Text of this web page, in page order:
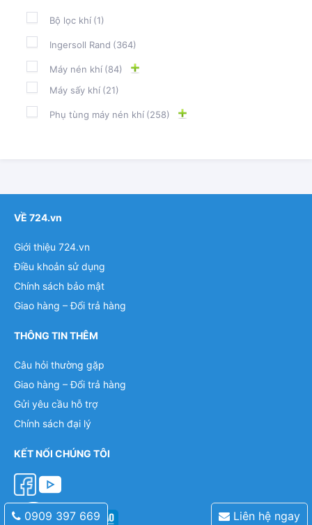
Bộ lọc khí (1)
Ingersoll Rand (364)
Máy nén khí (84)
Máy sấy khí (21)
Phụ tùng máy nén khí (258)
VỀ 724.vn
Giới thiệu 724.vn
Điều khoản sử dụng
Chính sách bảo mật
Giao hàng – Đổi trả hàng
THÔNG TIN THÊM
Câu hỏi thường gặp
Giao hàng – Đổi trả hàng
Gửi yêu cầu hỗ trợ
Chính sách đại lý
KẾT NỐI CHÚNG TÔI
0909 397 669 Liên hệ ngay